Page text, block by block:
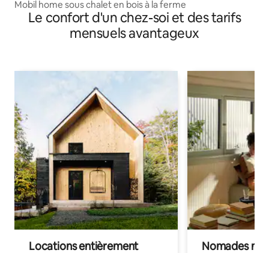
Mobil home sous chalet en bois à la ferme
Le confort d'un chez-soi et des tarifs
mensuels avantageux
Locations entièrement
Nomades